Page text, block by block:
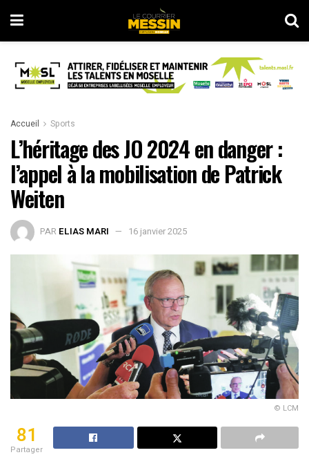
Accueil Sports
L’héritage des JO 2024 en danger :
l’appel à la mobilisation de Patrick
Weiten
PAR ELIAS MARI 16 janvier 2025
© LCM
81
Partager